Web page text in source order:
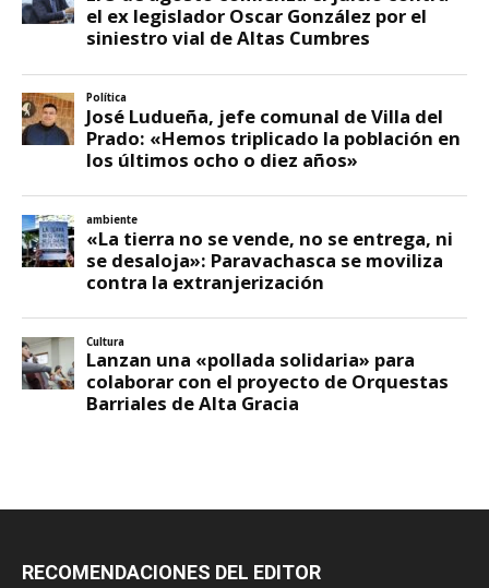
RECOMENDACIONES DEL EDITOR